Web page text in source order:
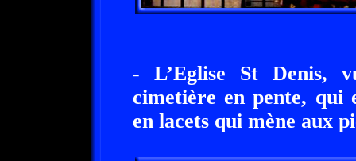
- L’Eglise St Denis,
cimetière en pente,
en lacets qui mène aux